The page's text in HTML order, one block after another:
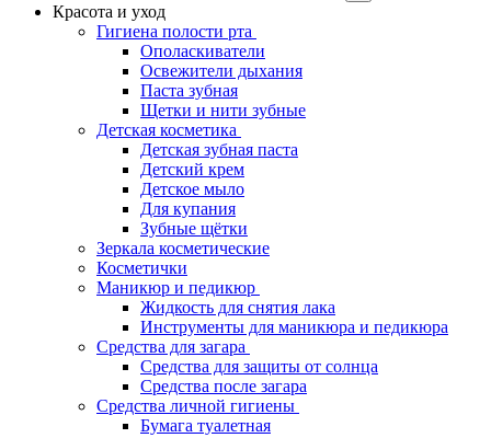
Красота и уход
Гигиена полости рта
Ополаскиватели
Освежители дыхания
Паста зубная
Щетки и нити зубные
Детская косметика
Детская зубная паста
Детский крем
Детское мыло
Для купания
Зубные щётки
Зеркала косметические
Косметички
Маникюр и педикюр
Жидкость для снятия лака
Инструменты для маникюра и педикюра
Средства для загара
Средства для защиты от солнца
Средства после загара
Средства личной гигиены
Бумага туалетная